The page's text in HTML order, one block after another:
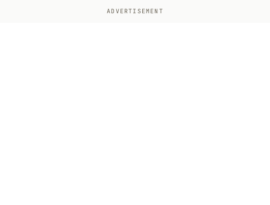
ADVERTISEMENT